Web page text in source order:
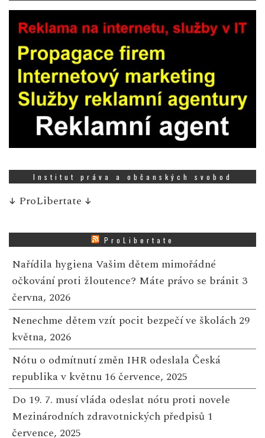
Institut práva a občanských svobod
↓ ProLibertate ↓
ProLibertate
Nařídila hygiena Vašim dětem mimořádné
očkování proti žloutence? Máte právo se bránit 3
června, 2026
Nenechme dětem vzít pocit bezpečí ve školách 29
května, 2026
Nótu o odmítnutí změn IHR odeslala Česká
republika v květnu 16 července, 2025
Do 19. 7. musí vláda odeslat nótu proti novele
Mezinárodních zdravotnických předpisů 1
července, 2025